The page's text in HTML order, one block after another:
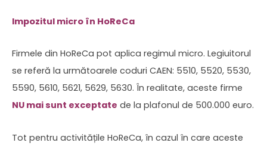
Impozitul micro în HoReCa
Firmele din HoReCa pot aplica regimul micro. Legiuitorul
se referă la următoarele coduri CAEN: 5510, 5520, 5530,
5590, 5610, 5621, 5629, 5630. În realitate, aceste firme
NU mai sunt exceptate de la plafonul de 500.000 euro.
Tot pentru activitățile HoReCa, în cazul în care aceste